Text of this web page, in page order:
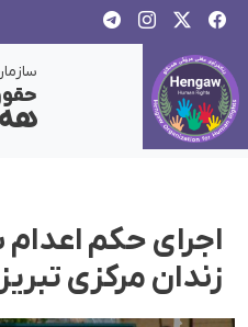
اجرای حکم اعدام
زندان مرکزی تبریز